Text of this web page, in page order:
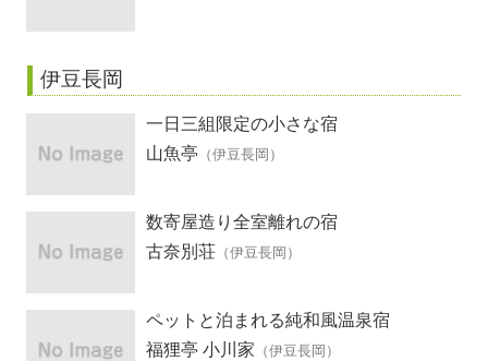
伊豆長岡
一日三組限定の小さな宿
山魚亭 （伊豆長岡）
数寄屋造り全室離れの宿
古奈別荘 （伊豆長岡）
ペットと泊まれる純和風温泉宿
福狸亭 小川家 （伊豆長岡）